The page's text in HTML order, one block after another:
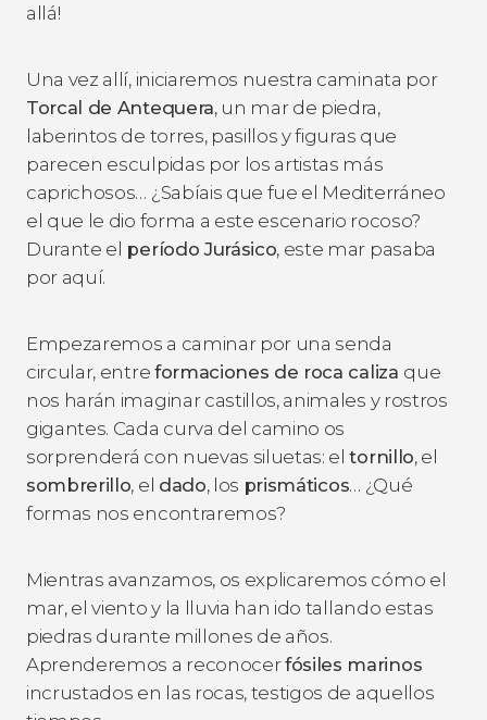
allá!
Una vez allí, iniciaremos nuestra caminata por
Torcal de Antequera, un mar de piedra,
laberintos de torres, pasillos y figuras que
parecen esculpidas por los artistas más
caprichosos… ¿Sabíais que fue el Mediterráneo
el que le dio forma a este escenario rocoso?
Durante el período Jurásico, este mar pasaba
por aquí.
Empezaremos a caminar por una senda
circular, entre formaciones de roca caliza que
nos harán imaginar castillos, animales y rostros
gigantes. Cada curva del camino os
sorprenderá con nuevas siluetas: eltornillo, el
sombrerillo, el dado, los prismáticos… ¿Qué
formas nos encontraremos?
Mientras avanzamos, os explicaremos cómo el
mar, el viento y la lluvia han ido tallando estas
piedras durante millones de años.
Aprenderemos a reconocerfósiles marinos
incrustados en las rocas, testigos de aquellos